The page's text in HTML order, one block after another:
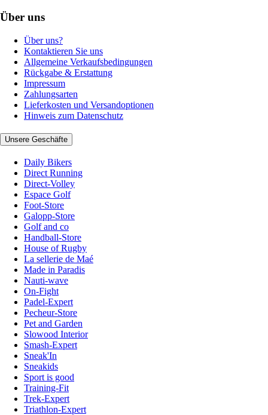
Über uns
Über uns?
Kontaktieren Sie uns
Allgemeine Verkaufsbedingungen
Rückgabe & Erstattung
Impressum
Zahlungsarten
Lieferkosten und Versandoptionen
Hinweis zum Datenschutz
Unsere Geschäfte
Daily Bikers
Direct Running
Direct-Volley
Espace Golf
Foot-Store
Galopp-Store
Golf and co
Handball-Store
House of Rugby
La sellerie de Maé
Made in Paradis
Nauti-wave
On-Fight
Padel-Expert
Pecheur-Store
Pet and Garden
Slowood Interior
Smash-Expert
Sneak'In
Sneakids
Sport is good
Training-Fit
Trek-Expert
Triathlon-Expert